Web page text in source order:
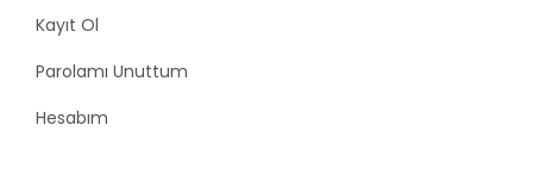
Kayıt Ol
Parolamı Unuttum
Hesabım